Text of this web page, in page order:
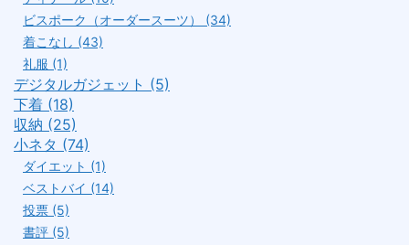
ビスポーク（オーダースーツ） (34)
着こなし (43)
礼服 (1)
デジタルガジェット (5)
下着 (18)
収納 (25)
小ネタ (74)
ダイエット (1)
ベストバイ (14)
投票 (5)
書評 (5)